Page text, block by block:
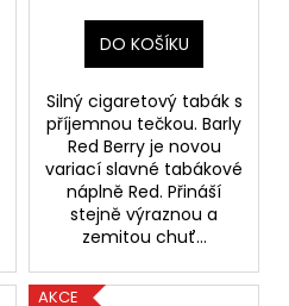
DO KOŠÍKU
Silný cigaretový tabák s
příjemnou tečkou. Barly
Red Berry je novou
variací slavné tabákové
náplně Red. Přináší
stejně výraznou a
zemitou chuť...
AKCE